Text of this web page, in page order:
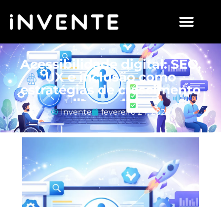
Acessibilidade digital: SEO,
UX e inclusão como
estratégias de crescimento
Invente fevereiro 24, 2026